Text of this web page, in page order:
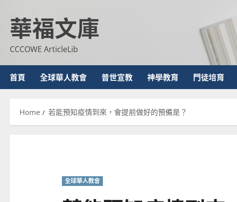
content
華福文庫
CCCOWE ArticleLib
首頁 全球華人教會 普世宣教 神學教育 門徒培育
Home 若能預知疫情到來，會提前做好的預備是？
全球華人教會